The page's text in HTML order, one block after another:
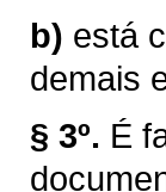
b) está
demais
§ 3º. É